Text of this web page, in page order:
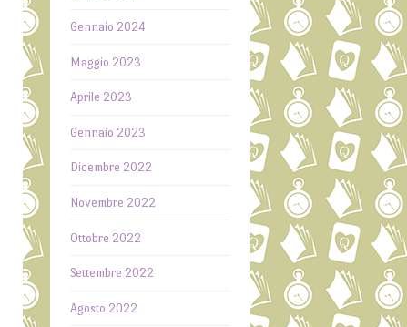
Gennaio 2024
Maggio 2023
Aprile 2023
Gennaio 2023
Dicembre 2022
Novembre 2022
Ottobre 2022
Settembre 2022
Agosto 2022